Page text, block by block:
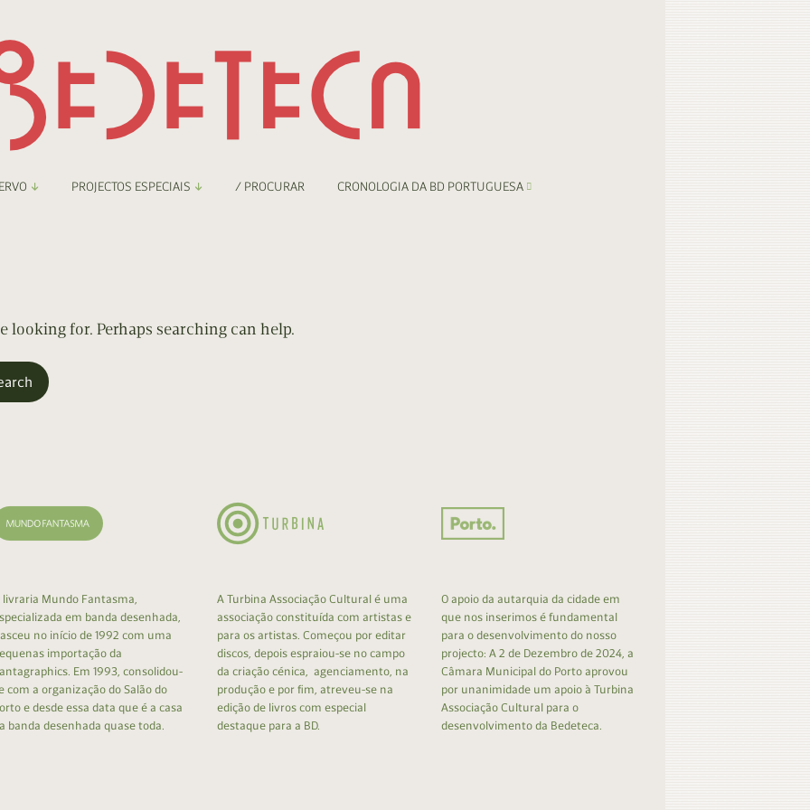
Digital
PROJECTOS ESPECIAIS / PROCURAR CRONOLOGIA DA BD PORTUGUESA
looking for. Perhaps searching can help.
livraria Mundo Fantasma,
em banda desenhada,
no início de 1992 com uma
importação da
Em 1993, consolidou-
com a organização do Salão do
e desde essa data que é a casa
banda desenhada quase toda.
A Turbina Associação Cultural é uma
associação constituída com artistas e
para os artistas. Começou por editar
discos, depois espraiou-se no campo
da criação cénica, agenciamento, na
produção e por fim, atreveu-se na
edição de livros com especial
destaque para a BD.
O apoio da autarquia da cidade em
que nos inserimos é fundamental
para o desenvolvimento do nosso
projecto: A 2 de Dezembro de 2024, a
Câmara Municipal do Porto aprovou
por unanimidade um apoio à Turbina
Associação Cultural para o
desenvolvimento da Bedeteca.